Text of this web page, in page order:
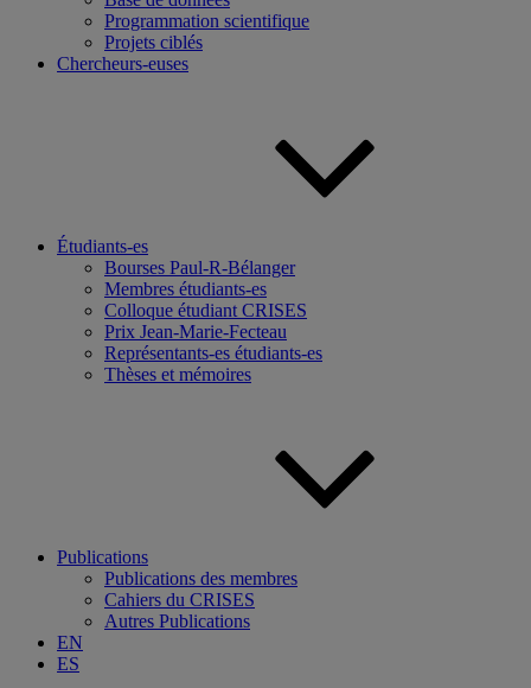
Programmation scientifique
Projets ciblés
Chercheurs-euses
Étudiants-es
Bourses Paul-R-Bélanger
Membres étudiants-es
Colloque étudiant CRISES
Prix Jean-Marie-Fecteau
Représentants-es étudiants-es
Thèses et mémoires
Publications
Publications des membres
Cahiers du CRISES
Autres Publications
EN
ES